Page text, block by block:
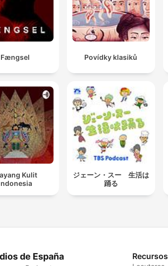
Fængsel Povídky klasiků
Kulit
ジェーン・スー 生活は
踊る
de España Recursos